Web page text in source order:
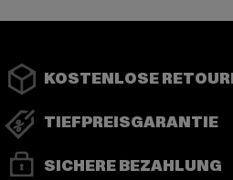
KOSTENLOSE
TIEFPREISGARANTIE
SICHERE BEZAHLUNG